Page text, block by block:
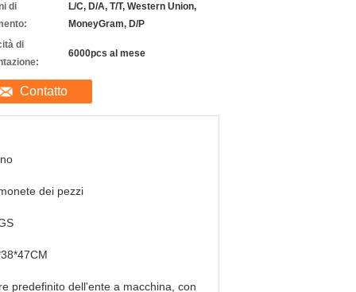
di
L/C, D/A, T/T, Western Union,
MoneyGram, D/P
di
6000pcs al mese
Contatto
dei pezzi
predefinito dell'ente a macchina, con